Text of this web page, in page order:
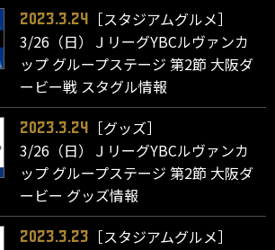
2023.3.24
［スタジアムグルメ］
3/26（日）ＪリーグYBCルヴァンカ
ップ グループステージ 第2節 大阪ダ
ービー戦 スタグル情報
2023.3.24
［グッズ］
3/26（日）ＪリーグYBCルヴァンカ
ップ グループステージ 第2節 大阪ダ
ービー グッズ情報
2023.3.23
［スタジアムグルメ］